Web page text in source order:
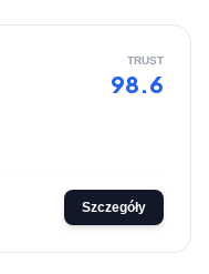
TRUST
98.6
Szczegóły